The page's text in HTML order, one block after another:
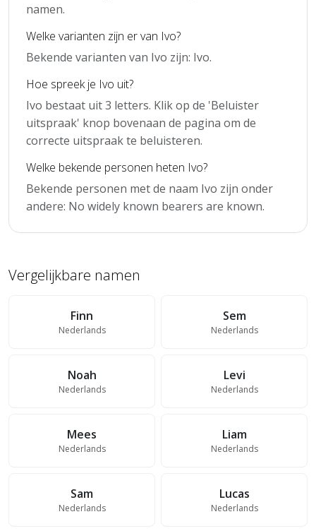
namen.
Welke varianten zijn er van Ivo?
Bekende varianten van Ivo zijn: Ivo.
Hoe spreek je Ivo uit?
Ivo bestaat uit 3 letters. Klik op de 'Beluister
uitspraak' knop bovenaan de pagina om de
correcte uitspraak te beluisteren.
Welke bekende personen heten Ivo?
Bekende personen met de naam Ivo zijn onder
andere: No widely known bearers are known.
Vergelijkbare namen
Finn
Nederlands
Sem
Nederlands
Noah
Nederlands
Levi
Nederlands
Mees
Nederlands
Liam
Nederlands
Sam
Nederlands
Lucas
Nederlands